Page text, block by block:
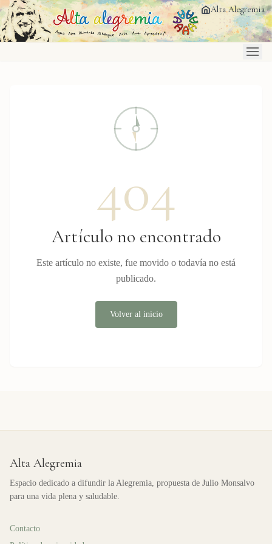
Saltar al contenido principal Alta Alegremia
404
Artículo no encontrado
Este artículo no existe, fue movido o todavía no está
publicado.
Volver al inicio
Alta Alegremia
Espacio dedicado a difundir la Alegremia, propuesta de Julio Monsalvo
para una vida plena y saludable.
Contacto